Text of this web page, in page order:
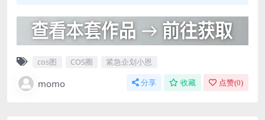
cos图 COS圈 紧急企划小恩
momo 分享 收藏 点赞(0)